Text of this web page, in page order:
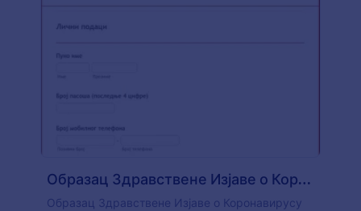
Образац Здравствене Изјаве о Коронавирусу
Образац Здравствене Изјаве о Коронавирусу